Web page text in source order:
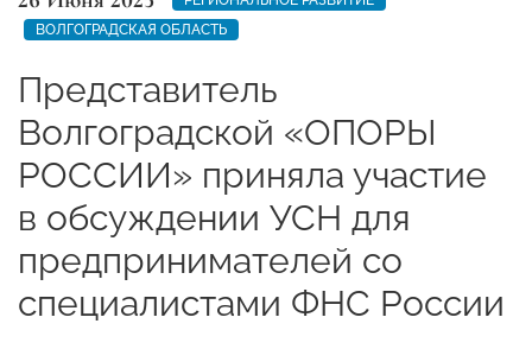
ВОЛГОГРАДСКАЯ ОБЛАСТЬ
Представитель
Волгоградской «ОПОРЫ
РОССИИ» приняла участие
в обсуждении УСН для
предпринимателей со
специалистами ФНС России